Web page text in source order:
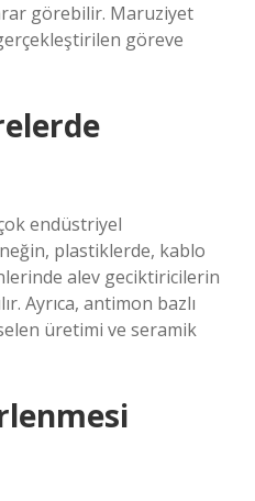
görebilir. Maruziyet
göreve
endüstriyel
plastiklerde, kablo
alev geciktiricilerin
Ayrıca, antimon bazlı
üretimi ve seramik